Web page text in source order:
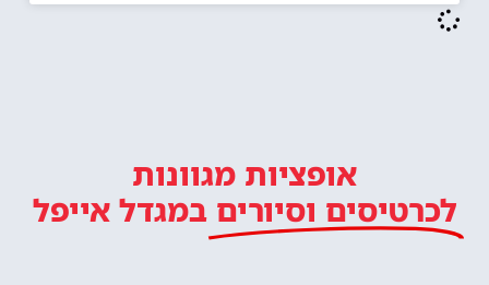
אופציות מגוונות
לכרטיסים וסיורים במגדל אייפל